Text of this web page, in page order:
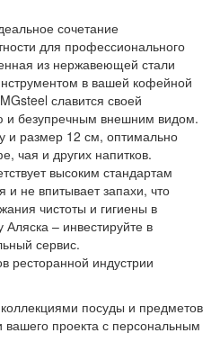
сочетание
для профессионального
из нержавеющей стали
в вашей кофейной
славится своей
и безупречным внешним видом.
размер 12 см, оптимально
чая и других напитков.
высоким стандартам
и не впитывает запахи, что
чистоты и гигиены в
– инвестируйте в
сервис.
ресторанной индустрии
посуды и предметов
вашего проекта с персональным